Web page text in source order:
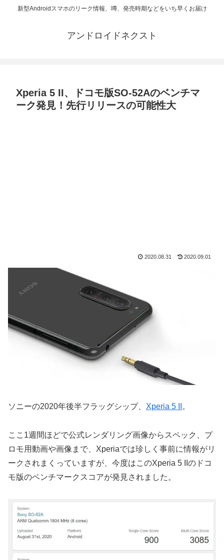
新型Androidスマホのリーク情報、噂、発売時期などをいち早くお届け
アンドロイドネクスト
Xperia 5 II、ドコモ版SO-52Aのベンチマ
ーク発見！先行リリースの可能性大
2020.08.31 2020.09.01
ソニーの2020年後半フラッグシップ、 Xperia 5 II 。
ここ1週間ほどで公式レンダリング画像からスペック、プ
ロモ用動画や画像まで、Xperiaでは珍しく事前に情報がリ
ークされまくっていますが、今度はこのXperia 5 IIのドコ
モ版のベンチマークスコアが発見されました。